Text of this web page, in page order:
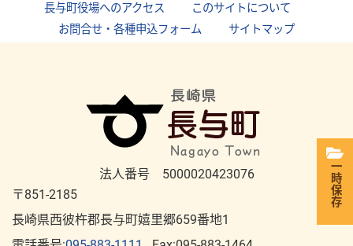
長与町役場へのアクセス このサイトについて
お問合せ・各種申込フォーム
サイトマップ
法人番号 5000020423076
〒851-2185
長崎県西彼杵郡長与町嬉里郷659番地1
一時保存